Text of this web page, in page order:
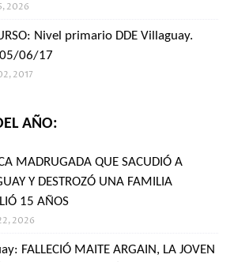
2026
Nivel primario DDE Villaguay.
05/06/17
2017
AÑO:
MADRUGADA QUE SACUDIÓ A
Y DESTROZÓ UNA FAMILIA
15 AÑOS
2026
FALLECIÓ MAITE ARGAIN, LA JOVEN